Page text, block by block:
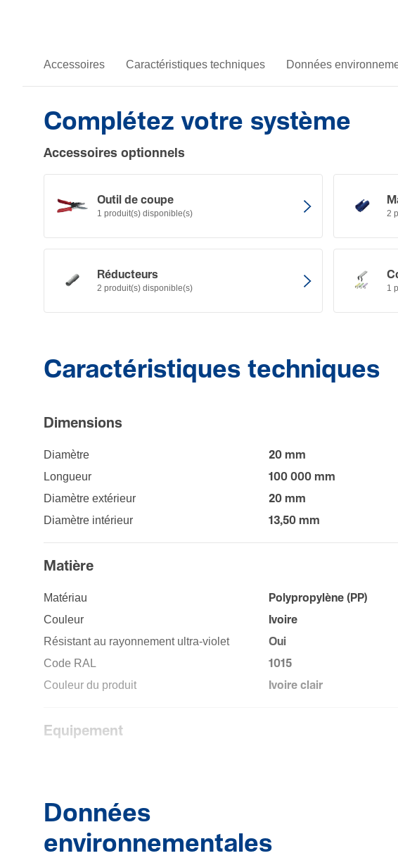
Accessoires Caractéristiques techniques Données
Complétez votre système
Accessoires optionnels
Outil de coupe
1 produit(s) disponible(s) 2
Réduc­teurs
2 produit(s) disponible(s) 1
Caractéristiques techniques
Dimen­sions
Diamètre
20 mm
Longueur
100 000 mm
Diamètre extérieur
20 mm
Diamètre intérieur
13,50 mm
Matière
Maté­riau
Polypropylène (PP)
Couleur
Ivoire
Résistant au rayon­ne­ment ultra-­violet
Oui
Code RAL
1015
Couleur du produit
Ivoire clair
Equi­pe­ment
Installation, montage
Revê­te­ment intérieur lubrifié Oui
Données
environnementales